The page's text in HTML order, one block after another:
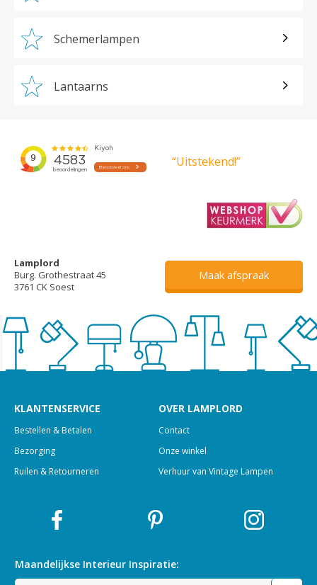
Schemerlampen
Lantaarns
“Uitstekend!”
Lamplord
Burg. Grothestraat 45
3761 CK Soest
Maak afspraak
KLANTENSERVICE
Bestellen & Betalen
Bezorging
Ruilen & Retourneren
OVER LAMPLORD
Contact
Onze winkel
Verhuur van Vintage Lampen
Maandelijkse Interieur Inspiratie: